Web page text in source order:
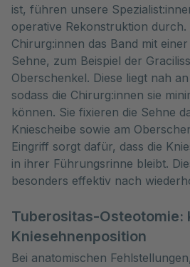
ist, führen unsere
operative Rekonstruktion durch.
Chirurg:innen das Band mit
Sehne, zum Beispiel der
Oberschenkel. Diese liegt nah
sodass die Chirurg:innen sie
können. Sie fixieren die Sehne
Kniescheibe sowie am
Eingriff sorgt dafür, dass die
in ihrer Führungsrinne bleibt.
besonders effektiv nach
Tuberositas-Osteotomie:
Kniesehnenposition
Bei anatomischen